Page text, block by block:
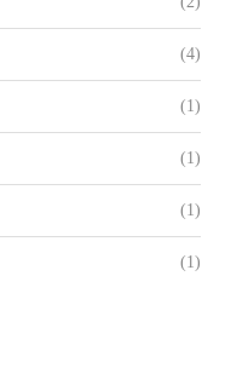
(4)
(1)
(1)
(1)
(1)